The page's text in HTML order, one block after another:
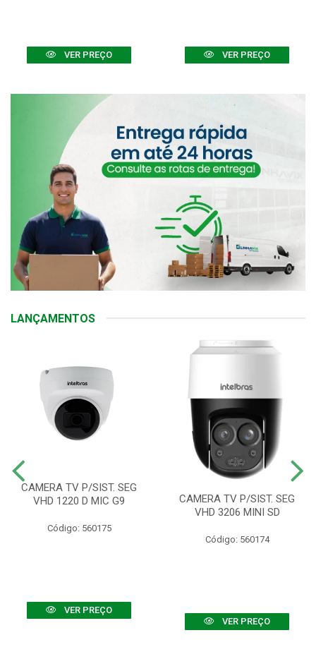
VER PREÇO VER PREÇO
LANÇAMENTOS
CAMERA TV P/SIST. SEG
VHD 1220 D MIC G9
Código: 560175
VER PREÇO
CAMERA TV P/SIST. SEG
VHD 3206 MINI SD
Código: 560174
VER PREÇO